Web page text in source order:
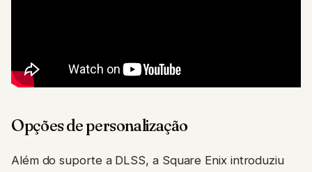
Opções de personalização
Além do suporte a DLSS, a Square Enix introduziu